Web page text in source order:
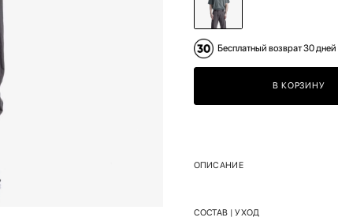
Бесплатный возврат 30 дней
В КОРЗИНУ
ОПИСАНИЕ
СОСТАВ | УХОД